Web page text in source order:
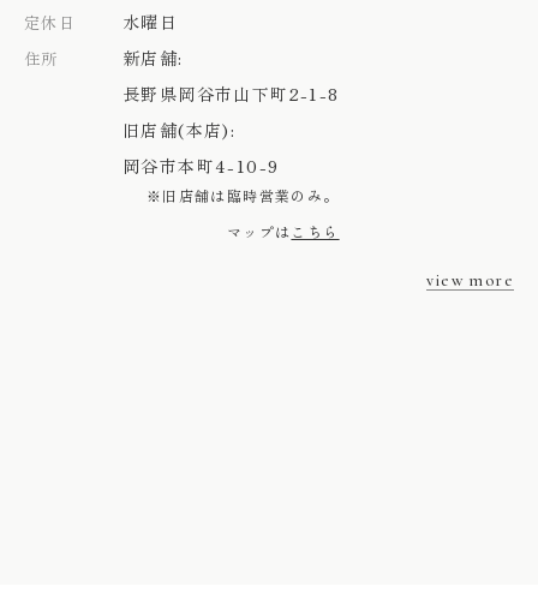
定休日 水曜日
住所
新店舗:
長野県岡谷市山下町2-1-8
旧店舗(本店):
岡谷市本町4-10-9
※旧店舗は臨時営業のみ。
マップは こちら
view more